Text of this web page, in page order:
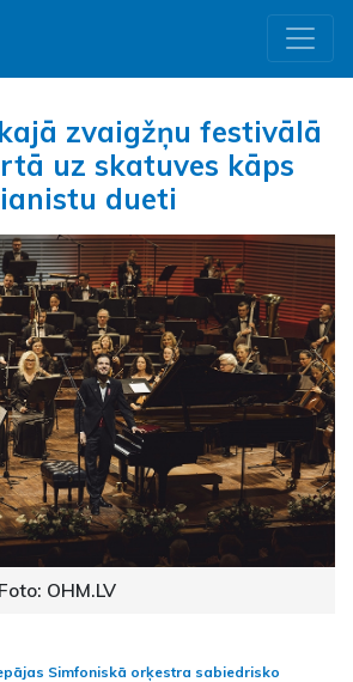
zvaigžņu festivālā
uz skatuves kāps
dueti
OHM.LV
Simfoniskā orķestra sabiedrisko